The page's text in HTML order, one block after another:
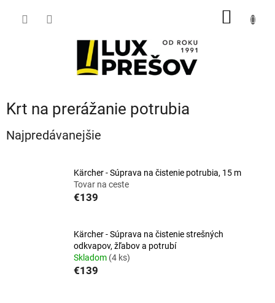
Krt na prerážanie potrubia
Najpredávanejšie
Kärcher - Súprava na čistenie potrubia, 15 m
Tovar na ceste
€139
Kärcher - Súprava na čistenie strešných
odkvapov, žľabov a potrubí
Skladom (4 ks)
€139